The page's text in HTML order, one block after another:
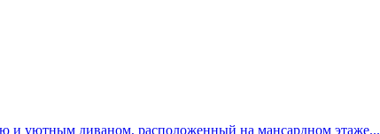
и уютным диваном, расположенный на мансардном этаже...